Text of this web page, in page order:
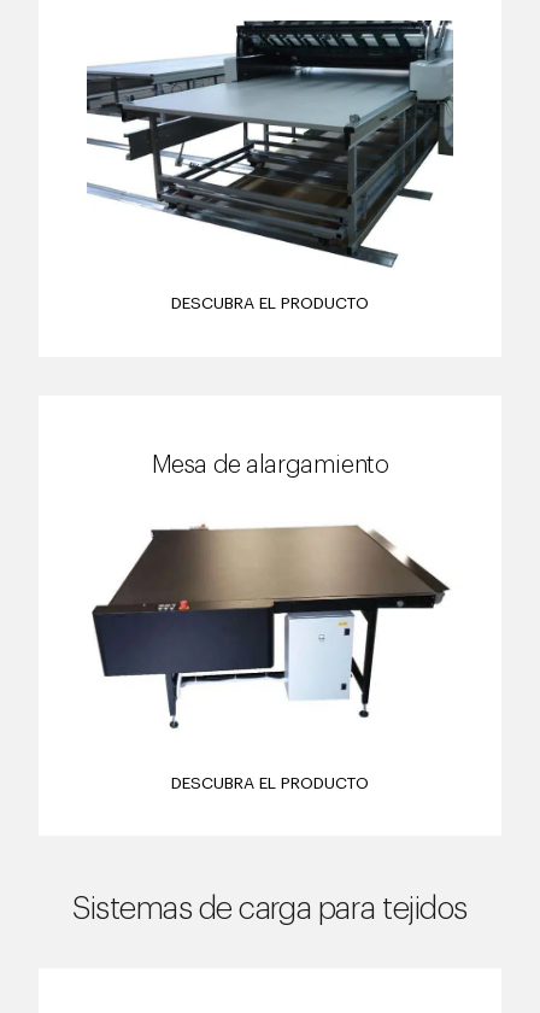
DESCUBRA EL PRODUCTO
Mesa de alargamiento
DESCUBRA EL PRODUCTO
Sistemas de carga para tejidos